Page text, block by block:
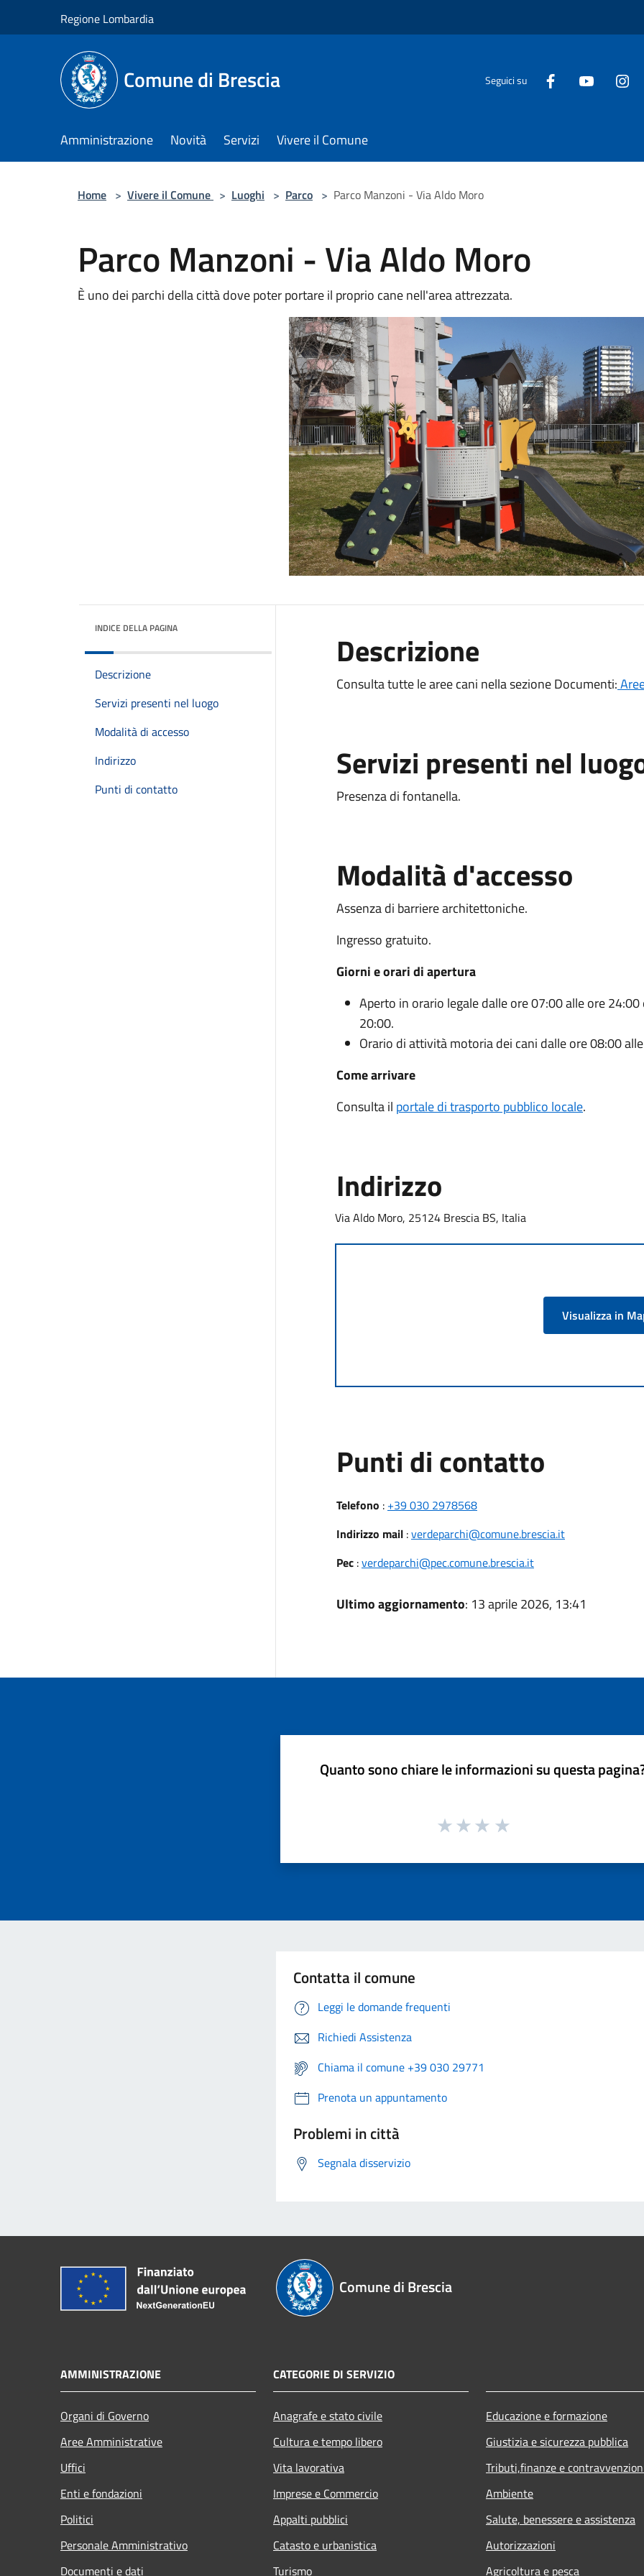
Regione Lombardia
Comune di Brescia Seguici su
Amministrazione Novità Servizi Vivere il Comune
Home > Vivere il Comune > Luoghi > Parco > Parco Manzoni - Via Aldo Moro
Parco Manzoni - Via Aldo Moro
È uno dei parchi della città dove poter portare il proprio cane nell'area attrezzata.
INDICE DELLA PAGINA
Descrizione
Servizi presenti nel luogo
Modalità di accesso
Indirizzo
Punti di contatto
Descrizione
Consulta tutte le aree cani nella sezione Documenti:
Servizi presenti nel
Presenza di fontanella.
Modalità d'accesso
Assenza di barriere architettoniche.
Ingresso gratuito.
Giorni e orari di apertura
Aperto in orario legale dalle ore 07:00 alle ore
20:00.
Orario di attività motoria dei cani dalle ore 08:00
Come arrivare
Consulta il portale di trasporto pubblico locale.
Indirizzo
Via Aldo Moro, 25124 Brescia BS, Italia
Visualizza in
Punti di contatto
Telefono : +39 030 2978568
Indirizzo mail:verdeparchi@comune.brescia.it
Pec:verdeparchi@pec.comune.brescia.it
Ultimo aggiornamento: 13 aprile 2026, 13:41
Quanto sono chiare le informazioni su questa
Contatta il comune
Leggi le domande frequenti
Richiedi Assistenza
Chiama il comune +39 030 29771
Prenota un appuntamento
Problemi in città
Segnala disservizio
Comune di Brescia
AMMINISTRAZIONE
Organi di Governo
Aree Amministrative
Uffici
Enti e fondazioni
Politici
Personale Amministrativo
Documenti e dati
CATEGORIE DI SERVIZIO
Anagrafe e stato civile
Cultura e tempo libero
Vita lavorativa
Imprese e Commercio
Appalti pubblici
Catasto e urbanistica
Turismo
Educazione e formazione
Giustizia e sicurezza pubblica
Tributi,finanze e
Ambiente
Salute, benessere e assistenza
Autorizzazioni
Agricoltura e pesca